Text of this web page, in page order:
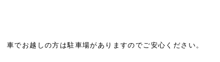
車でお越しの方は駐車場がありますのでご安心ください。